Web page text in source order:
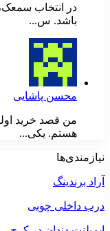
در انتخاب
باشد. س...
محسن پاشایی
من قصد خرید
هستم. یکی...
نیازمندی‌ها
آراد برندینگ
درب داخلی چوبی